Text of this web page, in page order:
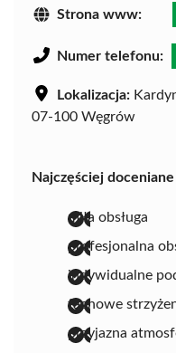
Strona www:
Numer telefonu:
Lokalizacja:
07-100 Węgrów
Najczęściej
miła obsługa
profesjonalna
indywidualne
fachowe
przyjazna